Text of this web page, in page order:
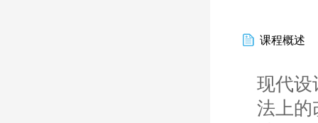
课程概述
现代设
法上的